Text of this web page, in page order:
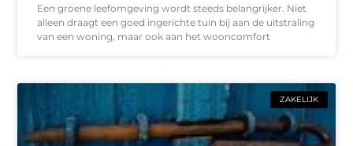
Een groene leefomgeving wordt steeds belangrijker. Niet
alleen draagt een goed ingerichte tuin bij aan de uitstraling
van een woning, maar ook aan het wooncomfort
ZAKELIJK